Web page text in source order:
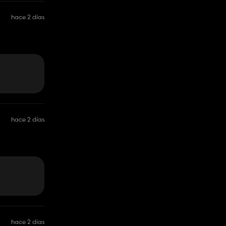
hace 2 días
hace 2 días
hace 2 días